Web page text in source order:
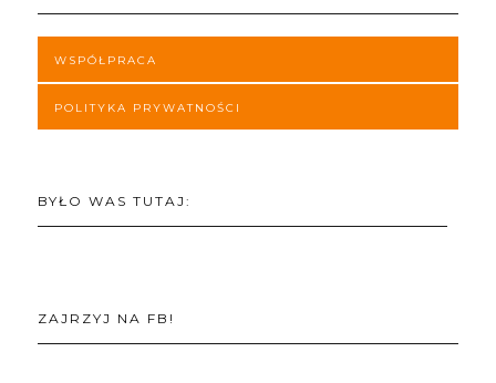
WSPÓŁPRACA
POLITYKA PRYWATNOŚCI
BYŁO WAS TUTAJ:
ZAJRZYJ NA FB!